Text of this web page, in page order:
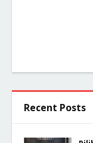
Recent Posts